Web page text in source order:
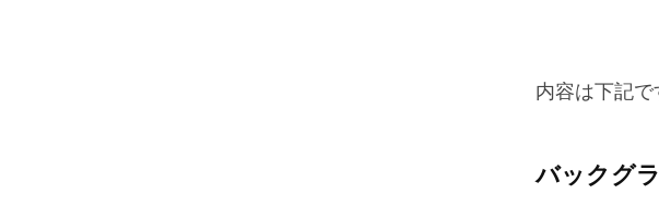
内容は下記で
バックグ